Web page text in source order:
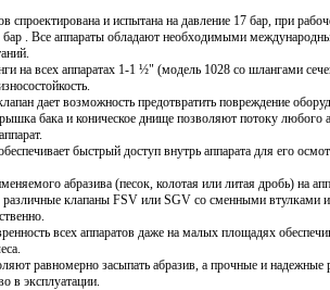
спроектирована и испытана на давление 17 бар, при
бар . Все аппараты обладают необходимыми
на всех аппаратах 1-1 ½" (модель 1028 со шлангами
дает возможность предотвратить повреждение
бака и коническое днище позволяют потоку любого
быстрый доступ внутрь аппарата для его
абразива (песок, колотая или литая дробь) на
различные клапаны FSV или SGV со сменными втулками и
всех аппаратов даже на малых площадях
равномерно засыпать абразив, а прочные и надежные
в эксплуатации.